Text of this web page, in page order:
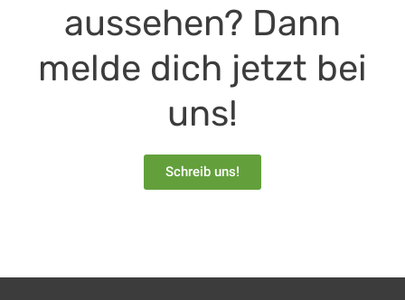
aussehen? Dann
melde dich jetzt bei
uns!
Schreib uns!